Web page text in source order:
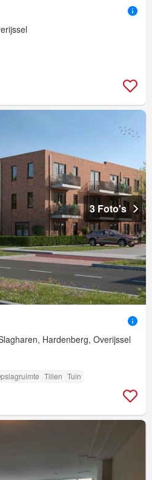
3 Foto's
Hardenberg, Overijssel
Tillen Tuin